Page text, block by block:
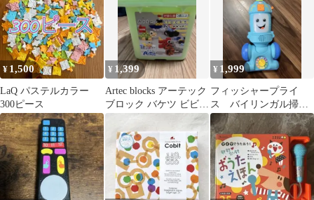
¥ 1,500
LaQ パステルカラー
300ピース
¥ 1,399
Artec blocks アーテック
ブロック バケツ ビビッ
¥ 1,999
フィッシャープライ
ス バイリンガル掃除
機